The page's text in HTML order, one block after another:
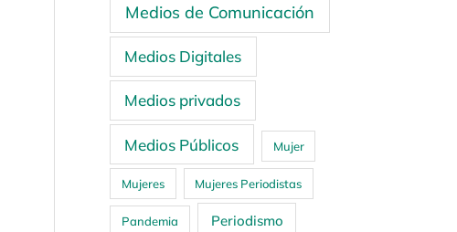
Medios de Comunicación
Medios Digitales
Medios privados
Medios Públicos Mujer
Mujeres Mujeres Periodistas
Pandemia Periodismo